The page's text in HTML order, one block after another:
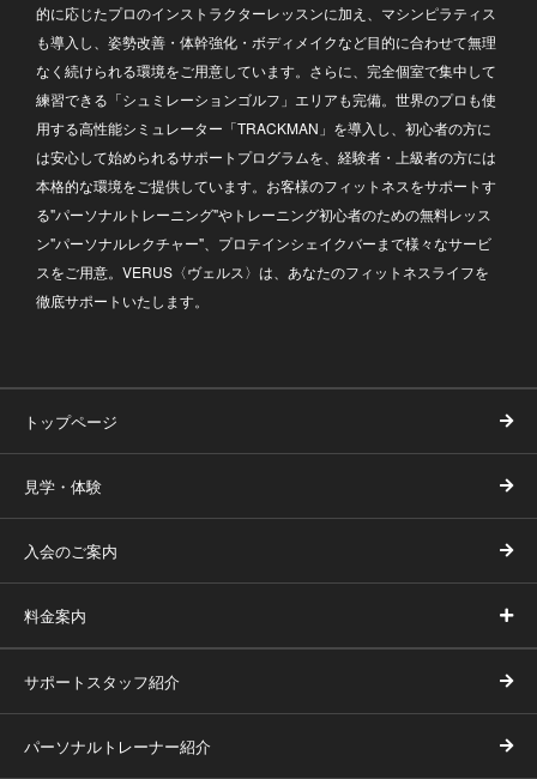
的に応じたプロのインストラクターレッスンに加え、マシンピラティス
も導入し、姿勢改善・体幹強化・ボディメイクなど目的に合わせて無理
なく続けられる環境をご用意しています。さらに、完全個室で集中して
練習できる「シュミレーションゴルフ」エリアも完備。世界のプロも使
用する高性能シミュレーター「TRACKMAN」を導入し、初心者の方に
は安心して始められるサポートプログラムを、経験者・上級者の方には
本格的な環境をご提供しています。お客様のフィットネスをサポートす
る"パーソナルトレーニング"やトレーニング初心者のための無料レッス
ン"パーソナルレクチャー"、プロテインシェイクバーまで様々なサービ
スをご用意。VERUS〈ヴェルス〉は、あなたのフィットネスライフを
徹底サポートいたします。
トップページ
見学・体験
入会のご案内
料金案内
サポートスタッフ紹介
パーソナルトレーナー紹介